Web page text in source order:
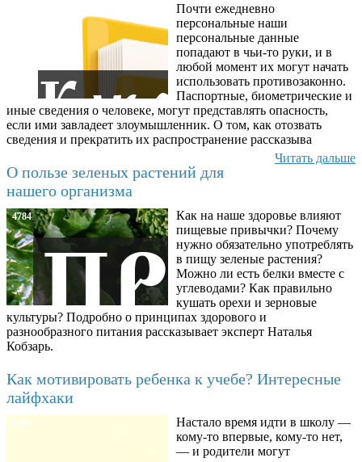
Почти ежедневно
персональные наши
персональные данные
попадают в чьи-то руки, и в
любой момент их могут начать
использовать противозаконно.
Паспортные, биометрические и
иные сведения о человеке, могут представлять опасность,
если ими завладеет злоумышленник. О том, как отозвать
сведения и прекратить их распространение рассказыва
Читать дальше
О пользе зеленых растений для
нашего организма
4784
Как на наше здоровье влияют
пищевые привычки? Почему
нужно обязательно употреблять
в пищу зеленые растения?
Можно ли есть белки вместе с
углеводами? Как правильно
кушать орехи и зерновые
культуры? Подробно о принципах здорового и
разнообразного питания рассказывает эксперт Наталья
Кобзарь.
Как мотивировать ребенка к учебе? Интересные
лайфхаки
8780
Настало время идти в школу —
кому-то впервые, кому-то нет,
— и родители могут